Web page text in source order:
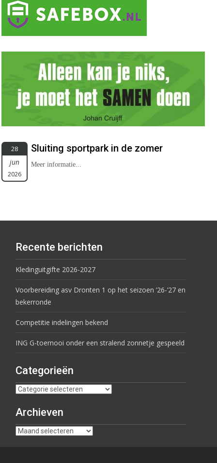
28
jun
2026
Sluiting sportpark in de zomer
Meer informatie...
Recente berichten
Kledinguitgifte 2026-2027
Voorbereiding asv Dronten 1 op het seizoen ’26-’27 en
bekerronde
Competitie indelingen bekend
ING G-toernooi onder een stralend zonnetje gespeeld
Categorieën
Archieven